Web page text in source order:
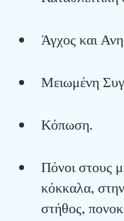
Άγχος και
Μειωμένη
Κόπωση.
Πόνοι στους
κόκκαλα,
στήθος,